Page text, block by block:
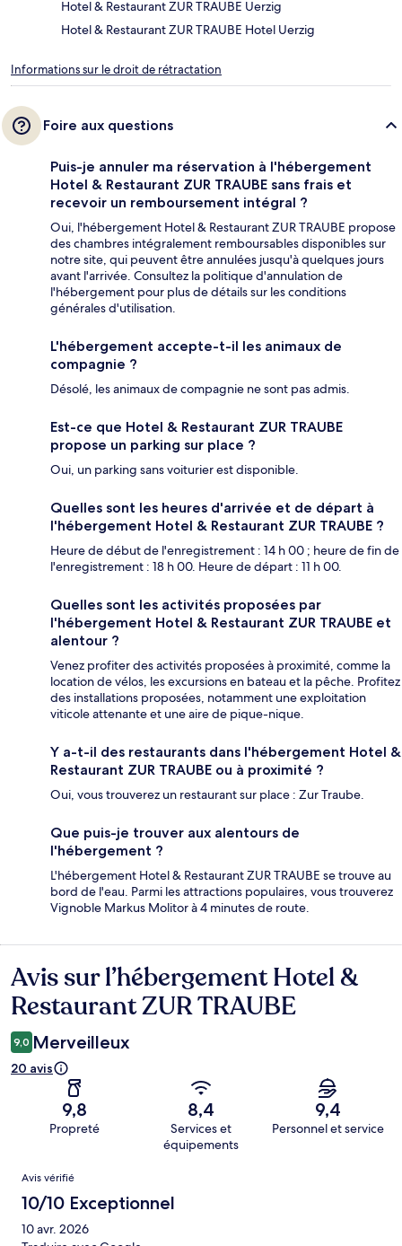
Hotel & Restaurant ZUR TRAUBE Uerzig
Hotel & Restaurant ZUR TRAUBE Hotel Uerzig
Informations sur le droit de rétractation
Foire aux questions
Puis-je annuler ma réservation à l'hébergement
Hotel & Restaurant ZUR TRAUBE sans frais et
recevoir un remboursement intégral ?
Oui, l'hébergement Hotel & Restaurant ZUR TRAUBE propose
des chambres intégralement remboursables disponibles sur
notre site, qui peuvent être annulées jusqu'à quelques jours
avant l'arrivée. Consultez la politique d'annulation de
l'hébergement pour plus de détails sur les conditions
générales d'utilisation.
L'hébergement accepte-t-il les animaux de
compagnie ?
Désolé, les animaux de compagnie ne sont pas admis.
Est-ce que Hotel & Restaurant ZUR TRAUBE
propose un parking sur place ?
Oui, un parking sans voiturier est disponible.
Quelles sont les heures d'arrivée et de départ à
l'hébergement Hotel & Restaurant ZUR TRAUBE ?
Heure de début de l'enregistrement : 14 h 00 ; heure de fin de
l'enregistrement : 18 h 00. Heure de départ : 11 h 00.
Quelles sont les activités proposées par
l'hébergement Hotel & Restaurant ZUR TRAUBE et
alentour ?
Venez profiter des activités proposées à proximité, comme la
location de vélos, les excursions en bateau et la pêche. Profitez
des installations proposées, notamment une exploitation
viticole attenante et une aire de pique-nique.
Y a-t-il des restaurants dans l'hébergement Hotel &
Restaurant ZUR TRAUBE ou à proximité ?
Oui, vous trouverez un restaurant sur place : Zur Traube.
Que puis-je trouver aux alentours de
l'hébergement ?
L'hébergement Hotel & Restaurant ZUR TRAUBE se trouve au
bord de l'eau. Parmi les attractions populaires, vous trouverez
Vignoble Markus Molitor à 4 minutes de route.
Avis
Avis sur l’hébergement Hotel &
Restaurant ZUR TRAUBE
9,0 Merveilleux
20 avis
9,8
Propreté
8,4
Services et
équipements
9,4
Personnel et service
Avis
Avis vérifié
10/10 Exceptionnel
10 avr. 2026